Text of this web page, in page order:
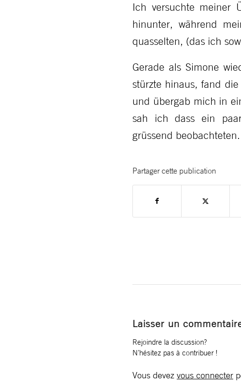
Ich versuchte meiner
hinunter, während
quasselten, (das ich
Gerade als Simone
stürzte hinaus, fand
und übergab mich in
sah ich dass ein
grüssend beobachteten.
Partager cette publication
Laisser un
Rejoindre la discussion?
N’hésitez pas à contribuer !
Vous devez vous connecter